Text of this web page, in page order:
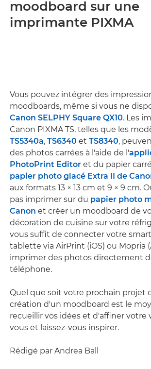
moodboard sur une
imprimante PIXMA
Vous pouvez intégrer des
moodboards, même si vous ne
Canon SELPHY Square QX10. Les
Canon PIXMA TS, telles que les
TS5340a, TS6340 et TS8340,
des photos carrées à l'aide de l'
PhotoPrint Editor et du papier
papier photo glacé Extra II de
aux formats 13 × 13 cm et 9 × 9 cm.
pas imprimer sur du papier photo
Canon et créer un moodboard de
décoration de cuisine sur votre
vous suffit de connecter votre
tablette via AirPrint (iOS) ou Mopria
imprimer des photos directement
téléphone.
Quel que soit votre prochain projet
création d'un moodboard est le
recueillir vos idées et d'affiner votre
vous et laissez-vous inspirer.
Rédigé par Andrea Ball